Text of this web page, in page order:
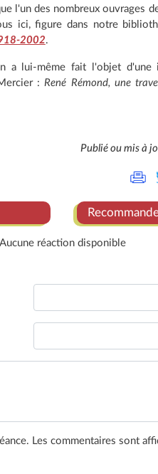
l'un des nombreux ouvrages
ici, figure dans notre
2002.
a lui-même fait l'objet d'une
:René Rémond, une
Publié ou mis à
Aucune réaction disponible
Les commentaires sont